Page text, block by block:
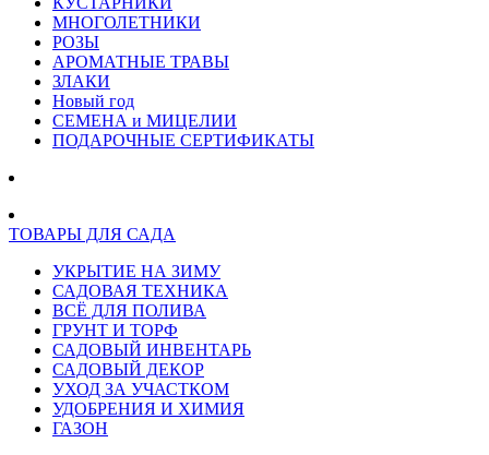
МНОГОЛЕТНИКИ
РОЗЫ
АРОМАТНЫЕ ТРАВЫ
ЗЛАКИ
Новый год
СЕМЕНА и МИЦЕЛИИ
ПОДАРОЧНЫЕ СЕРТИФИКАТЫ
ТОВАРЫ ДЛЯ САДА
УКРЫТИЕ НА ЗИМУ
САДОВАЯ ТЕХНИКА
ВСЁ ДЛЯ ПОЛИВА
ГРУНТ И ТОРФ
САДОВЫЙ ИНВЕНТАРЬ
САДОВЫЙ ДЕКОР
УХОД ЗА УЧАСТКОМ
УДОБРЕНИЯ И ХИМИЯ
ГАЗОН